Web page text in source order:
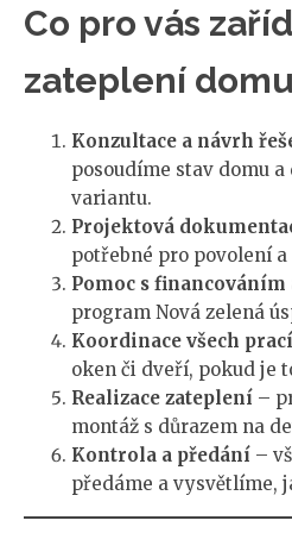
Co pro vás
zateplení
Konzultace a návrh
posoudíme stav domu
variantu.
Projektová
potřebné pro povolení
Pomoc s financováním
program Nová zelená
Koordinace všech prací
oken či dveří, pokud je
Realizace zateplení –
montáž s důrazem na
Kontrola a předání –
předáme a vysvětlíme,